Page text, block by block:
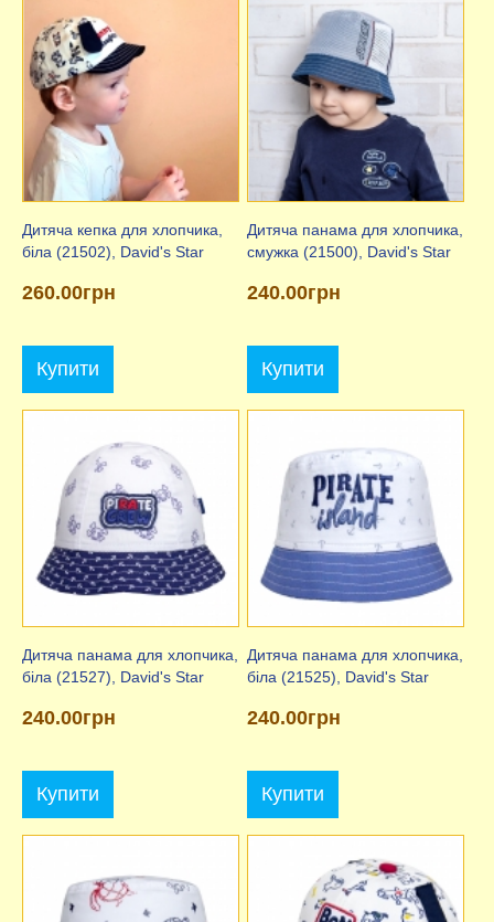
Дитяча кепка для хлопчика,
біла (21502), David's Star
260.00грн
Купити
Дитяча панама для хлопчика,
смужка (21500), David's Star
240.00грн
Купити
Дитяча панама для хлопчика,
біла (21527), David's Star
240.00грн
Купити
Дитяча панама для хлопчика,
біла (21525), David's Star
240.00грн
Купити